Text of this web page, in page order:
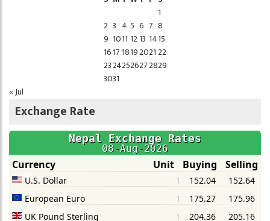
1
2 3 4 5 6 7 8
9 1011 12 13 1415
1617 1819202122
23242526272829
3031
« Jul
Exchange Rate